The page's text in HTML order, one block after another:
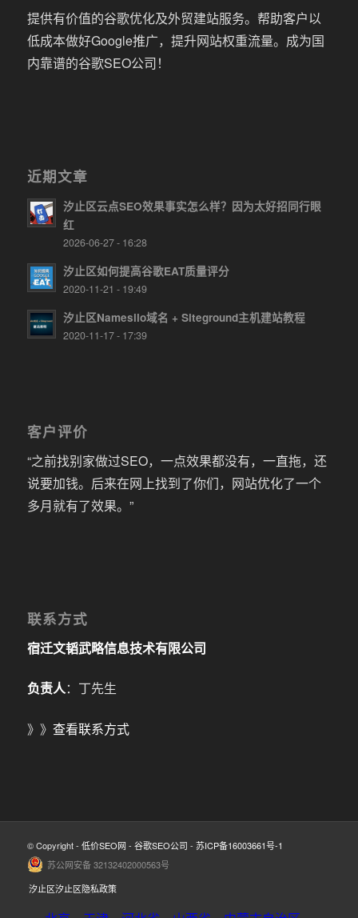
提供有价值的谷歌优化及外贸建站服务。帮助客户以
低成本做好Google推广，提升网站权重流量。成为国
内靠谱的谷歌SEO公司！
近期文章
汐止区云点SEO效果事实怎么样？因为太好招同行眼
红
2026-06-27 - 16:28
汐止区如何提高谷歌EAT质量评分
2020-11-21 - 19:49
汐止区Namesilo域名 + Siteground主机建站教程
2020-11-17 - 17:39
客户评价
“之前找别家做过SEO，一点效果都没有，一直拖，还
说要加钱。后来在网上找到了你们，网站优化了一个
多月就有了效果。”
联系方式
宿迁文韬武略信息技术有限公司
负责人：丁先生
》》 查看联系方式
© Copyright - 低价SEO网 - 谷歌SEO公司 - 苏ICP备16003661号-1
苏公网安备 32132402000563号
汐止区汐止区隐私政策